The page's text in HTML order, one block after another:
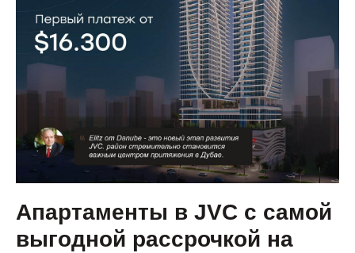
Апартаменты в JVC с самой
выгодной рассрочкой на